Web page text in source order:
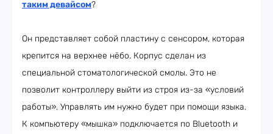
таким девайсом?
Он представляет собой пластину с сенсором, которая
крепится на верхнее нёбо. Корпус сделан из
специальной стоматологической смолы. Это не
позволит контроллеру выйти из строя из-за «условий
работы». Управлять им нужно будет при помощи языка.
К компьютеру «мышка» подключается по Bluetooth и